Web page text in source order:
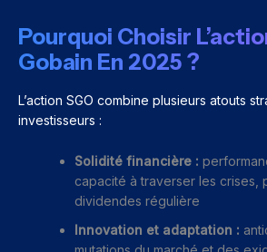
Pourquoi Choisir
Gobain En 2025 ?
L’action SGO combine plusieurs atouts
investisseurs :
Solidité financière :
capacité à traverser les crises,
dividendes régulière
Innovation et adaptation :